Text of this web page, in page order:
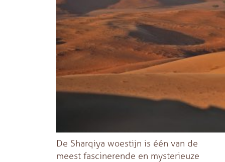
De Sharqiya woestijn is één van de
meest fascinerende en mysterieuze